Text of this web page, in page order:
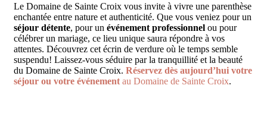
Le Domaine de Sainte Croix vous invite à vivre une parenthèse
enchantée entre nature et authenticité. Que vous veniez pour un
séjour détente, pour unévénement professionnel ou pour
célébrer un mariage, ce lieu unique saura répondre à vos
attentes. Découvrez cet écrin de verdure où le temps semble
suspendu! Laissez-vous séduire par la tranquillité et la beauté
du Domaine de Sainte Croix.Réservez dès aujourd’hui votre
séjour ou votre événement au Domaine de Sainte Croix.